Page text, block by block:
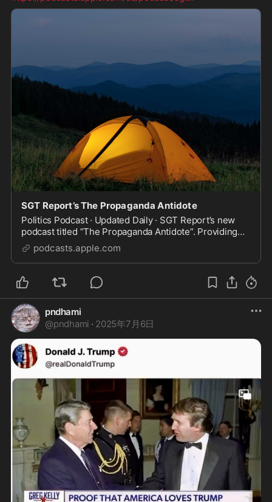
SGT Report’s The Propaganda Antidote
Politics Podcast · Updated Daily · SGT Report’s new
podcast titled ”The Propaganda Antidote”. Providing
exclusive interviews and the very latest breaking REAL
news & information from the world’s most trusted
alternative media sources, …
podcasts.apple.com
pndhami
@pndhami · 2025年7月6日